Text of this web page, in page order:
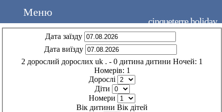
Меню
cinqueterre.holiday
Дата заїзду
Дата виїзду
2 дорослий дорослих uk . - 0 дитина дитини Ночей: 1
Номерів: 1
Дорослі
Діти
Номери
Вік дитини Вік дітей